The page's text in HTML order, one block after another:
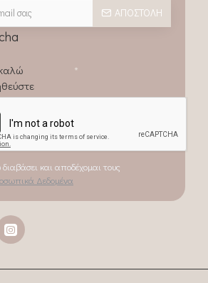
ΑΠΟΣΤΟΛΉ
και αποδέχομαι τους
Δεδομένα